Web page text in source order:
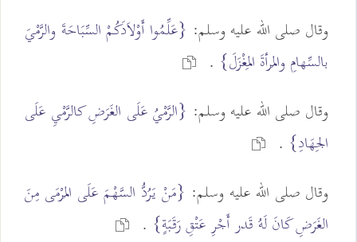
وقال صلى الله عليه وسلم: {عَلِّمُوا أَوْلاَدَكُمْ السِّبَاحَةَ والرَّمْيَ
بالسِّهامِ والمَرأةَ المِغْزَلَ} .
وقال صلى الله عليه وسلم: {الرَّمْيُ عَلَى الغَرَضِ كالرَّمْيِ عَلَى
الجِهَادِ} .
وقال صلى الله عليه وسلم: {مَنْ يَرُدُّ السَّهْمَ عَلَى المَرْمَى مِنَ
الغَرَضِ كَانَ لَهُ قَدر أَجْرِ عَتْقِ رَقَبَةٍ} .